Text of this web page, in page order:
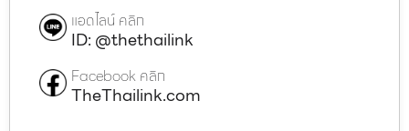
แอดไลน์ คลิก
ID: @thethailink
Facebook คลิก
TheThailink.com